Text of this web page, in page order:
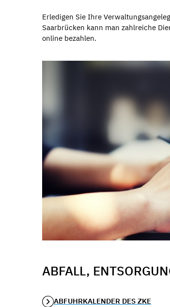
Erledigen Sie Ihre
Saarbrücken kann man zahlreiche
online bezahlen.
ABFALL,
ABFUHRKALENDER DES ZKE